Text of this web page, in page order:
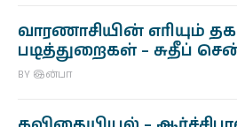
வாரணாசியின் எரியும்
படித்துறைகள் – சுதீப்
BY இன்பா